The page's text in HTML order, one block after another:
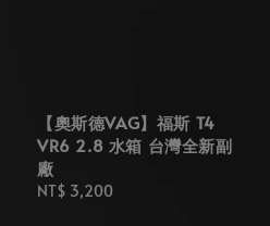
【奧斯德VAG】福斯 T4
VR6 2.8 水箱 台灣全新副
廠
Regular
NT$ 3,200